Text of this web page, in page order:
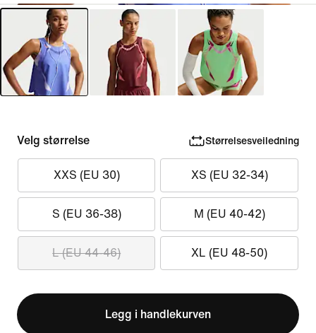
Velg størrelse Størrelsesveiledning
XXS (EU 30) XS (EU 32-34)
S (EU 36-38) M (EU 40-42)
L (EU 44-46) XL (EU 48-50)
Legg i handlekurven